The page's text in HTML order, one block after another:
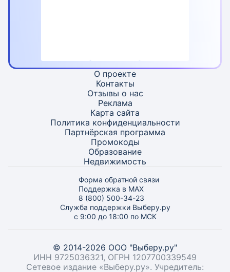
О проекте
Контакты
Отзывы о нас
Реклама
Карта сайта
Политика конфиденциальности
Партнёрская программа
Промокоды
Образование
Недвижимость
Форма обратной связи
Поддержка в MAX
8 (800) 500-34-23
Служба поддержки Выберу.ру
с 9:00 до 18:00 по МСК
© 2014-2026 ООО "Выберу.ру"
ИНН 9725036321, ОГРН 1207700339549
Сетевое издание «Выберу.ру». Учредитель: